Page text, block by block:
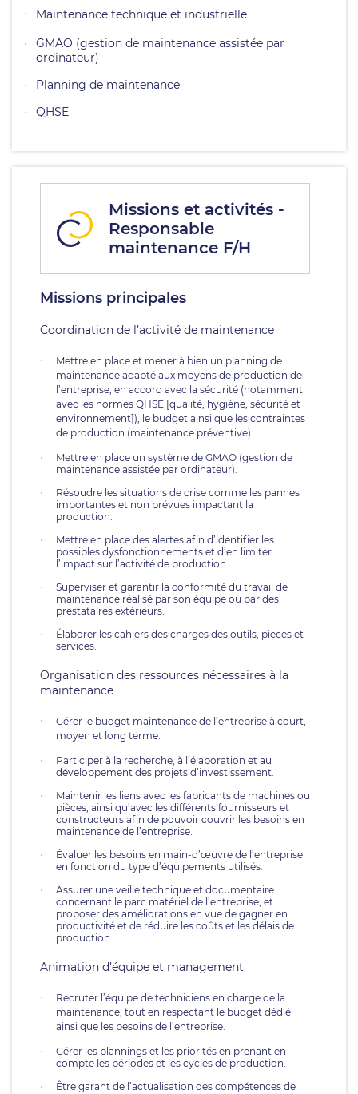
Maintenance technique et industrielle
GMAO (gestion de maintenance assistée par
ordinateur)
Planning de maintenance
QHSE
Missions et activités -
Responsable
maintenance F/H
Missions principales
Coordination de l’activité de maintenance
Mettre en place et mener à bien un planning de
maintenance adapté aux moyens de production de
l’entreprise, en accord avec la sécurité (notamment
avec les normes QHSE [qualité, hygiène, sécurité et
environnement]), le budget ainsi que les contraintes
de production (maintenance préventive).
Mettre en place un système de GMAO (gestion de
maintenance assistée par ordinateur).
Résoudre les situations de crise comme les pannes
importantes et non prévues impactant la
production.
Mettre en place des alertes afin d’identifier les
possibles dysfonctionnements et d’en limiter
l’impact sur l’activité de production.
Superviser et garantir la conformité du travail de
maintenance réalisé par son équipe ou par des
prestataires extérieurs.
Élaborer les cahiers des charges des outils, pièces et
services.
Organisation des ressources nécessaires à la
maintenance
Gérer le budget maintenance de l’entreprise à court,
moyen et long terme.
Participer à la recherche, à l’élaboration et au
développement des projets d’investissement.
Maintenir les liens avec les fabricants de machines ou
pièces, ainsi qu’avec les différents fournisseurs et
constructeurs afin de pouvoir couvrir les besoins en
maintenance de l’entreprise.
Évaluer les besoins en main-d’œuvre de l’entreprise
en fonction du type d’équipements utilisés.
Assurer une veille technique et documentaire
concernant le parc matériel de l’entreprise, et
proposer des améliorations en vue de gagner en
productivité et de réduire les coûts et les délais de
production.
Animation d’équipe et management
Recruter l’équipe de techniciens en charge de la
maintenance, tout en respectant le budget dédié
ainsi que les besoins de l’entreprise.
Gérer les plannings et les priorités en prenant en
compte les périodes et les cycles de production.
Être garant de l’actualisation des compétences de